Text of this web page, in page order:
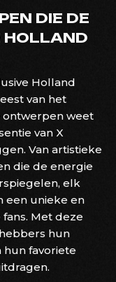
DIE DE
HOLLAND
Holland
van het
ontwerpen weet
van X
Van artistieke
die de energie
elk
een unieke en
Met deze
hun
favoriete